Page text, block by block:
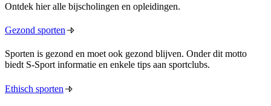
Ontdek hier alle bijscholingen en opleidingen.
Gezond sporten
Sporten is gezond en moet ook gezond blijven. Onder dit motto
biedt S-Sport informatie en enkele tips aan sportclubs.
Ethisch sporten